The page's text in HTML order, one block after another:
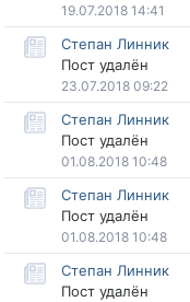
19.07.2018 14:41
Степан Линник
Пост удалён
23.07.2018 09:22
Степан Линник
Пост удалён
01.08.2018 10:48
Степан Линник
Пост удалён
01.08.2018 10:48
Степан Линник
Пост удалён